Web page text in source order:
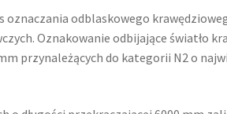
oznaczania odblaskowego
Oznakowanie odbijające światło
przynależących do kategorii N2 o